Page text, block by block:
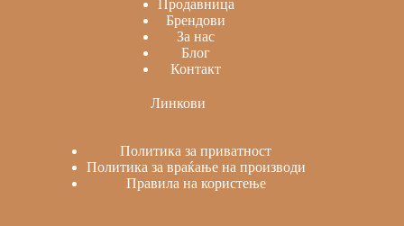
Продавница
Брендови
За нас
Блог
Контакт
Линкови
Политика за приватност
Политика за враќање на производи
Правила на користење